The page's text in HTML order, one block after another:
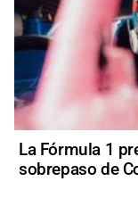
La Fórmula 1
sobrepaso de